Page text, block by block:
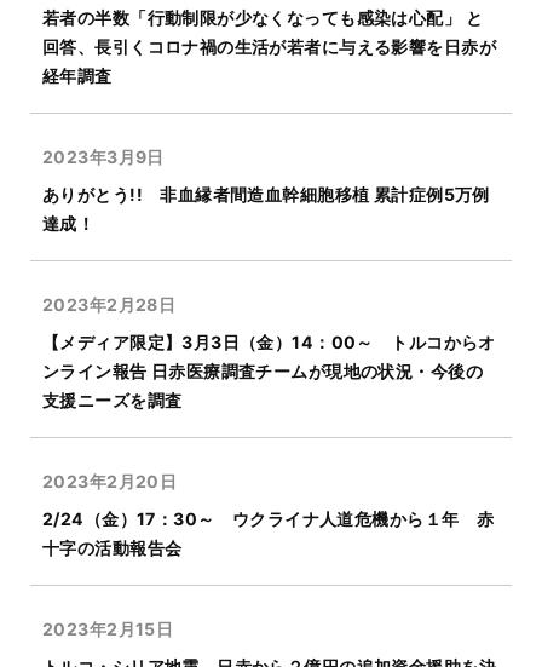
若者の半数「行動制限が少なくなっても感染は心配」 と
回答、長引くコロナ禍の生活が若者に与える影響を日赤が
経年調査
2023年3月9日
ありがとう!! 非血縁者間造血幹細胞移植 累計症例5万例
達成！
2023年2月28日
【メディア限定】3月3日（金）14：00～ トルコからオ
ンライン報告 日赤医療調査チームが現地の状況・今後の
支援ニーズを調査
2023年2月20日
2/24（金）17：30～ ウクライナ人道危機から１年 赤
十字の活動報告会
2023年2月15日